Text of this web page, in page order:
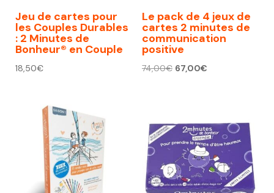
Jeu de cartes pour
les Couples Durables
: 2 Minutes de
Bonheur® en Couple
18,50€
Le pack de 4 jeux de
cartes 2 minutes de
communication
positive
74,00€ Le
74,00€.
67,00€Le
67,00€.